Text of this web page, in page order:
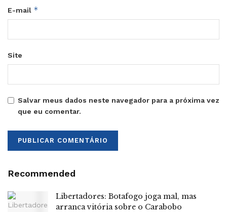
E-mail *
Site
Salvar meus dados neste navegador para a próxima vez
que eu comentar.
Recommended
Libertadores: Botafogo joga mal, mas
arranca vitória sobre o Carabobo